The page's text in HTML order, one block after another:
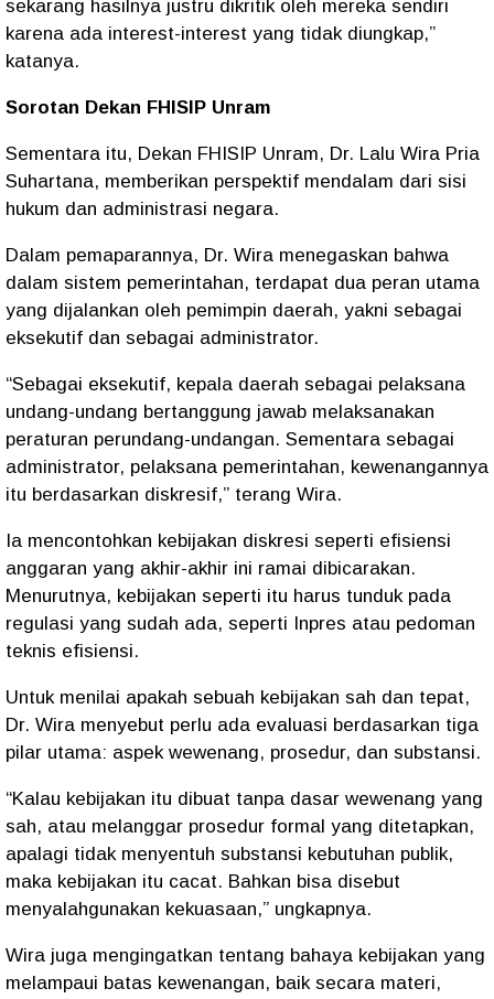
sekarang hasilnya justru dikritik oleh mereka sendiri
karena ada interest-interest yang tidak diungkap,”
katanya.
Sorotan Dekan FHISIP Unram
Sementara itu, Dekan FHISIP Unram, Dr. Lalu Wira Pria
Suhartana, memberikan perspektif mendalam dari sisi
hukum dan administrasi negara.
Dalam pemaparannya, Dr. Wira menegaskan bahwa
dalam sistem pemerintahan, terdapat dua peran utama
yang dijalankan oleh pemimpin daerah, yakni sebagai
eksekutif dan sebagai administrator.
“Sebagai eksekutif, kepala daerah sebagai pelaksana
undang-undang bertanggung jawab melaksanakan
peraturan perundang-undangan. Sementara sebagai
administrator, pelaksana pemerintahan, kewenangannya
itu berdasarkan diskresif,” terang Wira.
Ia mencontohkan kebijakan diskresi seperti efisiensi
anggaran yang akhir-akhir ini ramai dibicarakan.
Menurutnya, kebijakan seperti itu harus tunduk pada
regulasi yang sudah ada, seperti Inpres atau pedoman
teknis efisiensi.
Untuk menilai apakah sebuah kebijakan sah dan tepat,
Dr. Wira menyebut perlu ada evaluasi berdasarkan tiga
pilar utama: aspek wewenang, prosedur, dan substansi.
“Kalau kebijakan itu dibuat tanpa dasar wewenang yang
sah, atau melanggar prosedur formal yang ditetapkan,
apalagi tidak menyentuh substansi kebutuhan publik,
maka kebijakan itu cacat. Bahkan bisa disebut
menyalahgunakan kekuasaan,” ungkapnya.
Wira juga mengingatkan tentang bahaya kebijakan yang
melampaui batas kewenangan, baik secara materi,